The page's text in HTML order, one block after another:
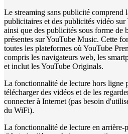
Le streaming sans publicité comprend
publicitaires et des publicités vidéo
ainsi que des publicités sous forme de
présentes sur YouTube Music. Cette
toutes les plateformes où YouTube
compris les navigateurs web, les
et inclut les YouTube Originals.
La fonctionnalité de lecture hors ligne
télécharger des vidéos et de les
connecter à Internet (pas besoin
du WiFi).
La fonctionnalité de lecture en arrière-